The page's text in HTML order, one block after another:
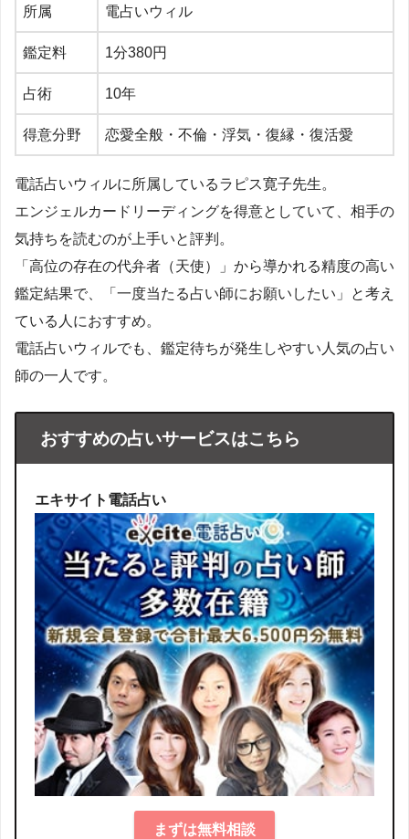
所属 電占いウィル
鑑定料 1分380円
占術 10年
得意分野 恋愛全般・不倫・浮気・復縁・復活愛
電話占いウィルに所属しているラピス寛子先生。
エンジェルカードリーディングを得意としていて、相手の
気持ちを読むのが上手いと評判。
「高位の存在の代弁者（天使）」から導かれる精度の高い
鑑定結果で、「一度当たる占い師にお願いしたい」と考え
ている人におすすめ。
電話占いウィルでも、鑑定待ちが発生しやすい人気の占い
師の一人です。
おすすめの占いサービスはこちら
エキサイト電話占い
まずは無料相談